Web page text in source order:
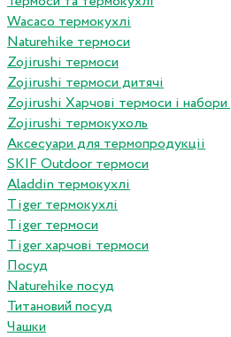
Wacaco термокухлі
Naturehike термоси
Zojirushi термоси
Zojirushi термоси дитячі
Zojirushi Харчові термоси і
Zojirushi термокухоль
Аксесуари для термопродукціі
SKIF Outdoor термоси
Aladdin термокухлі
Tiger термокухлі
Tiger термоси
Tiger харчові термоси
Посуд
Naturehike посуд
Титановий посуд
Чашки